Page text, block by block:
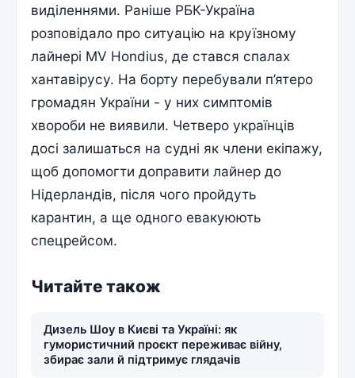
виділеннями. Раніше РБК-Україна
розповідало про ситуацію на круїзному
лайнері MV Hondius, де стався спалах
хантавірусу. На борту перебували п’ятеро
громадян України - у них симптомів
хвороби не виявили. Четверо українців
досі залишаться на судні як члени екіпажу,
щоб допомогти доправити лайнер до
Нідерландів, після чого пройдуть
карантин, а ще одного евакуюють
спецрейсом.
Читайте також
Дизель Шоу в Києві та Україні: як
гумористичний проєкт переживає війну,
збирає зали й підтримує глядачів